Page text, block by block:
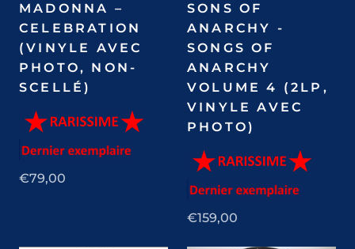
MADONNA –
CELEBRATION
(VINYLE AVEC
PHOTO, NON-
SCELLÉ)
€79,00
SONS OF
ANARCHY -
SONGS OF
ANARCHY
VOLUME 4 (2LP,
VINYLE AVEC
PHOTO)
€159,00